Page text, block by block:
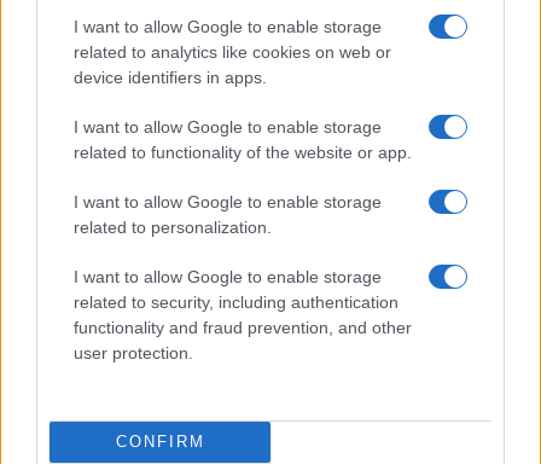
I want to allow Google to enable storage
related to analytics like cookies on web or
device identifiers in apps.
I want to allow Google to enable storage
related to functionality of the website or app.
I want to allow Google to enable storage
related to personalization.
I want to allow Google to enable storage
related to security, including authentication
functionality and fraud prevention, and other
user protection.
CONFIRM
ΑΤΟΜΙΚΟ (+ΜΟΝΟΓΟΝΕΪΚΕΣ)
ΧΩΡΙΣ ΤΕΚΝΑ 16.000 ευρώ
ΜΕ 2 ΤΕΚΝΑ 19.000 ευρώ
ΜΕ 3 ΤΕΚΝΑ 21.000 ευρώ
ΠΟΛΥΤΕΚΝΟΙ 26.000 ευρώ
ΧΩΡΙΣ ΤΕΚΝΑ 28.000 ευρώ
ΜΕ 1 ΤΕΚΝΟ 29.500 ευρώ
ΜΕ 2 ΤΕΚΝΑ 31.000 ευρώ
Πώς κάνετε αίτηση